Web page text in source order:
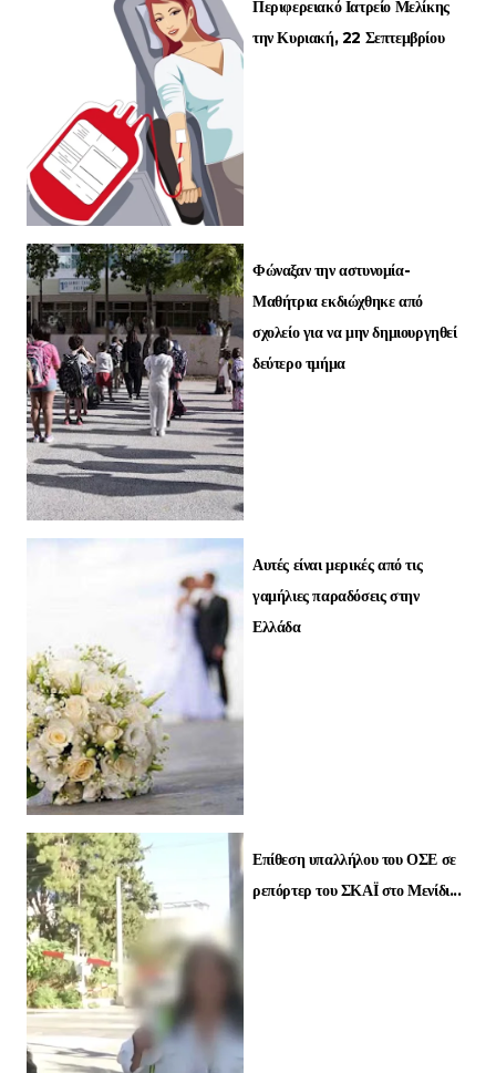
Περιφερειακό Ιατρείο Μελίκης
την Κυριακή, 22 Σεπτεμβρίου
Φώναξαν την αστυνομία-
Μαθήτρια εκδιώχθηκε από
σχολείο για να μην δημιουργηθεί
δεύτερο τμήμα
Αυτές είναι μερικές από τις
γαμήλιες παραδόσεις στην
Ελλάδα
Επίθεση υπαλλήλου του ΟΣΕ σε
ρεπόρτερ του ΣΚΑΪ στο Μενίδι...